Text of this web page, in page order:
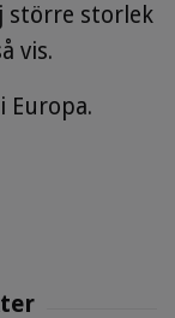
större storlek
vis.
Europa.